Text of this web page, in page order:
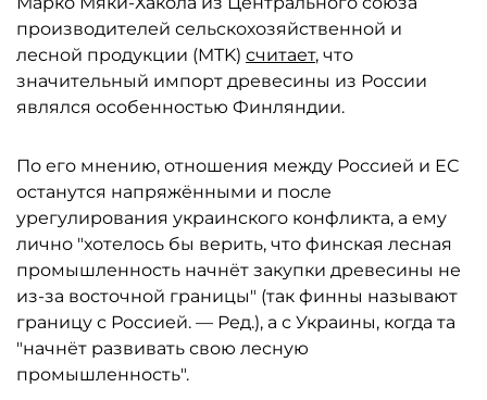
производителей сельскохозяйственной и
лесной продукции (MTK) считает, что
значительный импорт древесины из России
являлся особенностью Финляндии.
По его мнению, отношения между Россией и ЕС
останутся напряжёнными и после
урегулирования украинского конфликта, а ему
лично "хотелось бы верить, что финская лесная
промышленность начнёт закупки древесины не
из-за восточной границы" (так финны называют
границу с Россией. — Ред.), а с Украины, когда та
"начнёт развивать свою лесную
промышленность".